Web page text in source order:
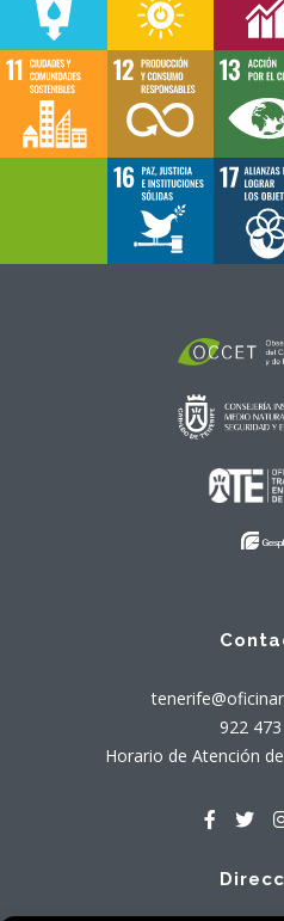
922
Horario de Atención